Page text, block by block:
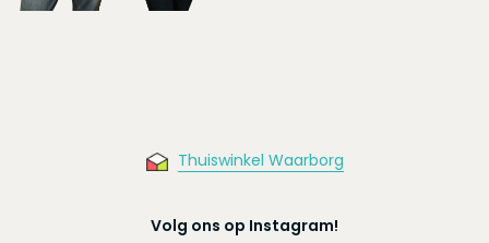
Thuiswinkel Waarborg
Volg ons op Instagram!